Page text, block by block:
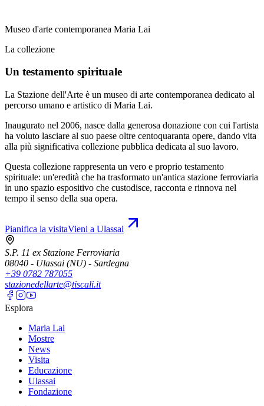
Museo d'arte contemporanea Maria Lai
La collezione
Un testamento spirituale
La Stazione dell'Arte è un museo di arte contemporanea dedicato al
percorso umano e artistico di Maria Lai.
Inaugurato nel 2006, nasce dalla generosa donazione con cui l'artista
ha voluto lasciare al suo paese oltre centoquaranta opere, dando vita
alla più significativa collezione pubblica dedicata al suo lavoro.
Questa collezione rappresenta un vero e proprio testamento
spirituale: un'eredità che ha trasformato un'antica stazione ferroviaria
in uno spazio espositivo che custodisce, racconta e rinnova nel
tempo il senso della sua opera.
Pianifica la visitaVieni a Ulassai
S.P. 11 ex Stazione Ferroviaria
08040 - Ulassai (NU) - Sardegna
+39 0782 787055
stazionedellarte@tiscali.it
Esplora
Maria Lai
Mostre
News
Visita
Educazione
Ulassai
Fondazione